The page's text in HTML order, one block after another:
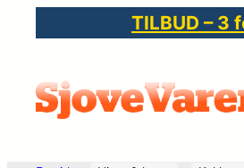
TILBUD – 3